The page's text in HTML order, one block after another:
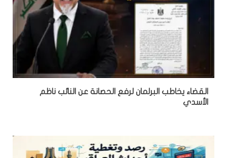
القضاء يخاطب البرلمان لرفع الحصانة عن النائب ناظم
الأسدي